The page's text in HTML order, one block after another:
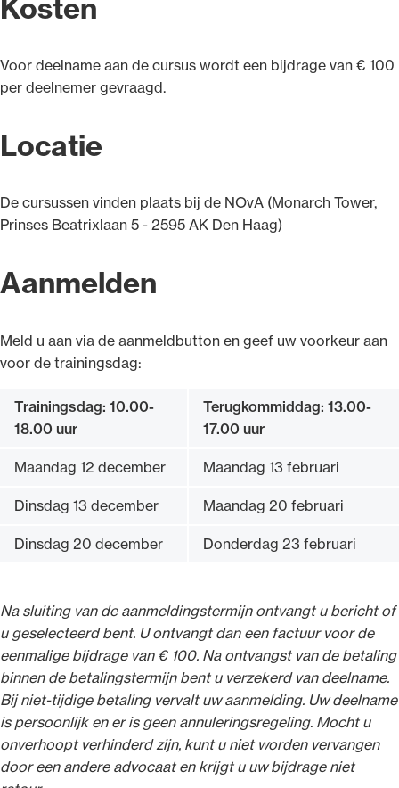
Kosten
Voor deelname aan de cursus wordt een bijdrage van € 100
per deelnemer gevraagd.
Locatie
De cursussen vinden plaats bij de NOvA (Monarch Tower,
Prinses Beatrixlaan 5 - 2595 AK Den Haag)
Aanmelden
Meld u aan via de aanmeldbutton en geef uw voorkeur aan
voor de trainingsdag:
Trainingsdag: 10.00-
18.00 uur
Terugkommiddag: 13.00-
17.00 uur
Maandag 12 december Maandag 13 februari
Dinsdag 13 december Maandag 20 februari
Dinsdag 20 december Donderdag 23 februari
Na sluiting van de aanmeldingstermijn ontvangt u bericht of
u geselecteerd bent. U ontvangt dan een factuur voor de
eenmalige bijdrage van € 100. Na ontvangst van de betaling
binnen de betalingstermijn bent u verzekerd van deelname.
Bij niet-tijdige betaling vervalt uw aanmelding. Uw deelname
is persoonlijk en er is geen annuleringsregeling. Mocht u
onverhoopt verhinderd zijn, kunt u niet worden vervangen
door een andere advocaat en krijgt u uw bijdrage niet